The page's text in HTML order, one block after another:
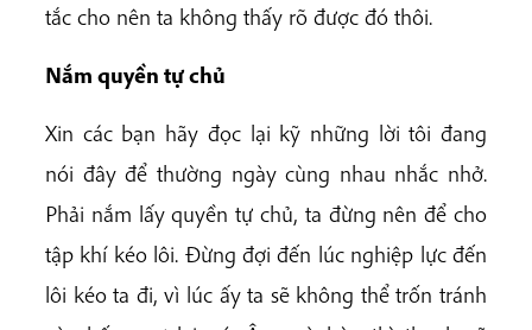
tắc cho nên ta không thấy rõ được đó thôi.
Nắm quyền tự chủ
Xin các bạn hãy đọc lại kỹ những lời tôi đang
nói đây để thường ngày cùng nhau nhắc nhở.
Phải nắm lấy quyền tự chủ, ta đừng nên để cho
tập khí kéo lôi. Đừng đợi đến lúc nghiệp lực đến
lôi kéo ta đi, vì lúc ấy ta sẽ không thể trốn tránh